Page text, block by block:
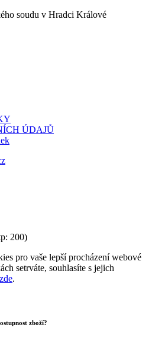
soudu v Hradci Králové
ÚDAJŮ
200)
pro vaše lepší procházení webové
setrváte, souhlasíte s jejich
.
zboží?